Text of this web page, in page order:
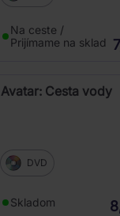
Na ceste /
Prijímame na sklad
Avatar: Cesta vody
DVD
Skladom